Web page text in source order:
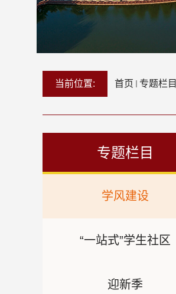
当前位置: 首页 专题栏目
专题栏目
学风建设
“一站式”学生社区
迎新季